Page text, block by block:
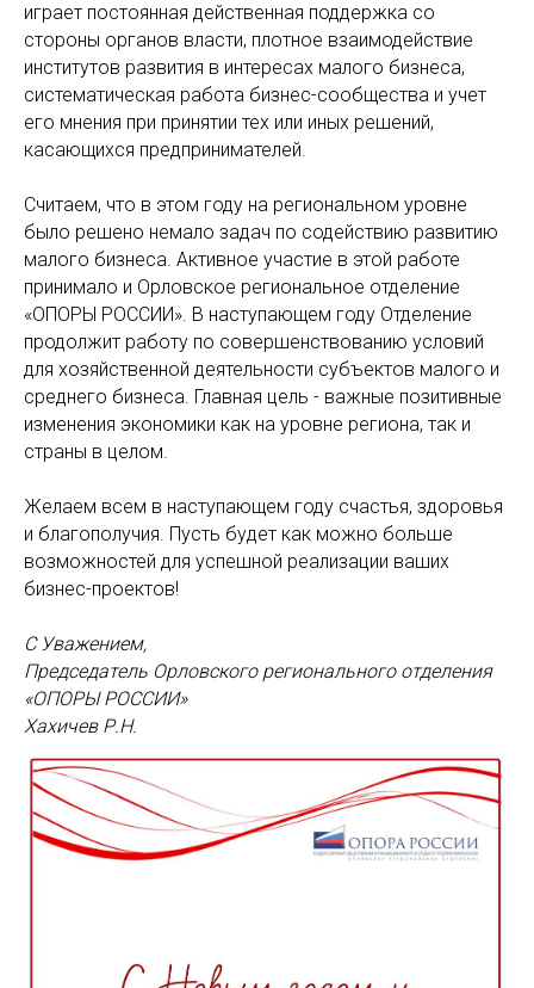
играет постоянная действенная поддержка со
стороны органов власти, плотное взаимодействие
институтов развития в интересах малого бизнеса,
систематическая работа бизнес-сообщества и учет
его мнения при принятии тех или иных решений,
касающихся предпринимателей.
Считаем, что в этом году на региональном уровне
было решено немало задач по содействию развитию
малого бизнеса. Активное участие в этой работе
принимало и Орловское региональное отделение
«ОПОРЫ РОССИИ». В наступающем году Отделение
продолжит работу по совершенствованию условий
для хозяйственной деятельности субъектов малого и
среднего бизнеса. Главная цель - важные позитивные
изменения экономики как на уровне региона, так и
страны в целом.
Желаем всем в наступающем году счастья, здоровья
и благополучия. Пусть будет как можно больше
возможностей для успешной реализации ваших
бизнес-проектов!
С Уважением,
Председатель Орловского регионального отделения
«ОПОРЫ РОССИИ»
Хахичев Р.Н.